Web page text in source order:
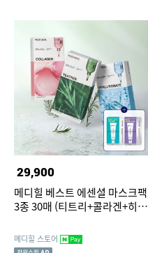
29,900
메디힐 베스트 에센셜 마스크팩
3종 30매 (티트리+콜라겐+히알
메디힐 스토어